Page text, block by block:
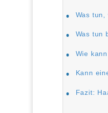
Was
Was tun
Wie
Kann
Fazit: